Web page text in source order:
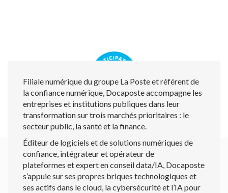
Filiale numérique du groupe La Poste et référent de
la confiance numérique, Docaposte accompagne les
entreprises et institutions publiques dans leur
transformation sur trois marchés prioritaires : le
secteur public, la santé et la finance.
Éditeur de logiciels et de solutions numériques de
confiance, intégrateur et opérateur de
plateformes et expert en conseil data/IA, Docaposte
s’appuie sur ses propres briques technologiques et
ses actifs dans le cloud, la cybersécurité et l’IA pour